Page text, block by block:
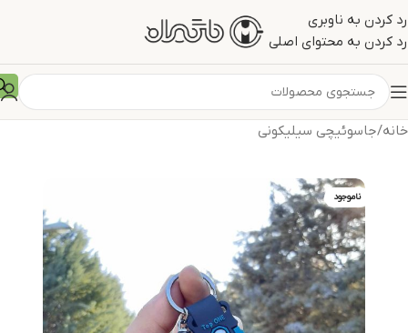
رد کردن به ناوبری
رد کردن به محتوای اصلی
خانه/جاسوئیچی سیلیکونی
ناموجود